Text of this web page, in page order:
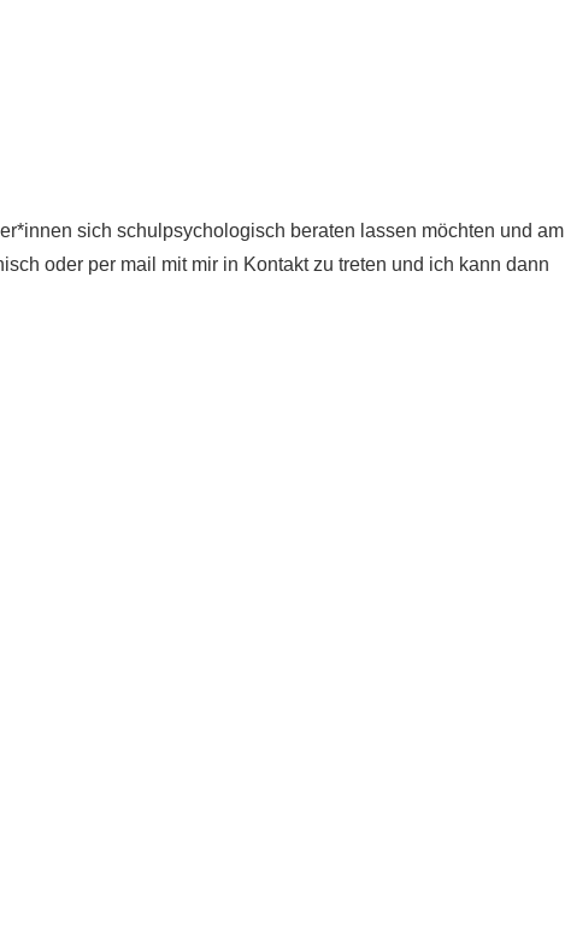
sich schulpsychologisch beraten lassen möchten und am
oder per mail mit mir in Kontakt zu treten und ich kann dann